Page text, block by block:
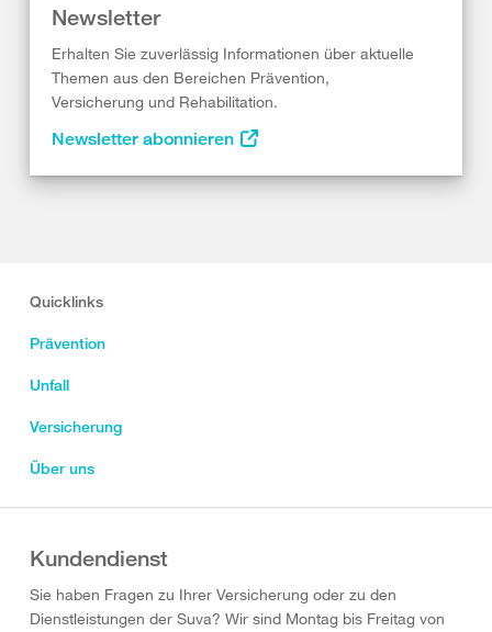
Newsletter
Erhalten Sie zuverlässig Informationen über aktuelle
Themen aus den Bereichen Prävention,
Versicherung und Rehabilitation.
Newsletter abonnieren
Quicklinks
Prävention
Unfall
Versicherung
Über uns
Kundendienst
Sie haben Fragen zu Ihrer Versicherung oder zu den
Dienstleistungen der Suva? Wir sind Montag bis Freitag von